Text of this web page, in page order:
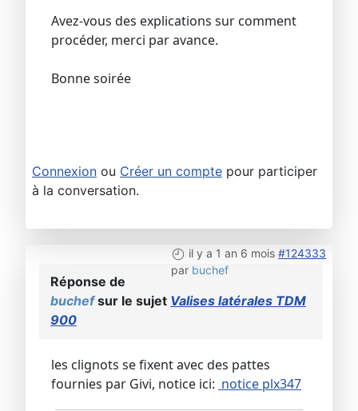
Avez-vous des explications sur comment
procéder, merci par avance.
Bonne soirée
Connexion ou Créer un compte pour participer
à la conversation.
il y a 1 an 6 mois #124333
par buchef
Réponse de
buchefsur le sujet Valises latérales TDM
900
les clignots se fixent avec des pattes
fournies par Givi, notice ici: notice plx347